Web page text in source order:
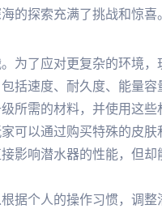
的探索充满了挑战和惊喜。
为了应对更复杂的环境
括速度、耐久度、能量容
所需的材料，并使用这些
可以通过购买特殊的皮
影响潜水器的性能，但却
据个人的操作习惯，调整